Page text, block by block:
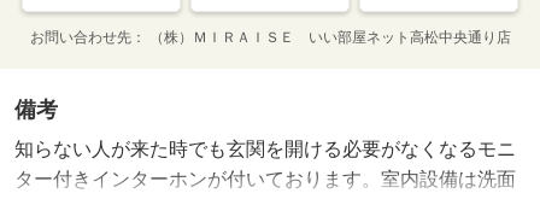
お問い合わせ先 （株）ＭＩＲＡＩＳＥ いい部屋ネット高松中央通り店
備考
知らない人が来た時でも玄関を開ける必要がなくなるモニ
ター付きインターホンが付いております。室内設備は洗面